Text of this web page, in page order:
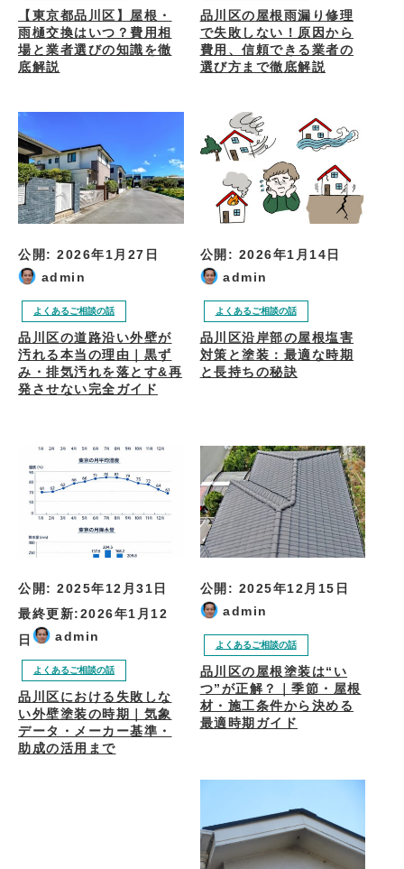
【東京都品川区】屋根・
雨樋交換はいつ？費用相
場と業者選びの知識を徹
底解説
品川区の屋根雨漏り修理
で失敗しない！原因から
費用、信頼できる業者の
選び方まで徹底解説
公開: 2026年1月27日
admin
よくあるご相談の話
品川区の道路沿い外壁が
汚れる本当の理由｜黒ず
み・排気汚れを落とす&再
発させない完全ガイド
公開: 2026年1月14日
admin
よくあるご相談の話
品川区沿岸部の屋根塩害
対策と塗装：最適な時期
と長持ちの秘訣
公開: 2025年12月31日
最終更新:2026年1月12
日
admin
よくあるご相談の話
品川区における失敗しな
い外壁塗装の時期｜気象
データ・メーカー基準・
助成の活用まで
公開: 2025年12月15日
admin
よくあるご相談の話
品川区の屋根塗装は“い
つ”が正解？｜季節・屋根
材・施工条件から決める
最適時期ガイド